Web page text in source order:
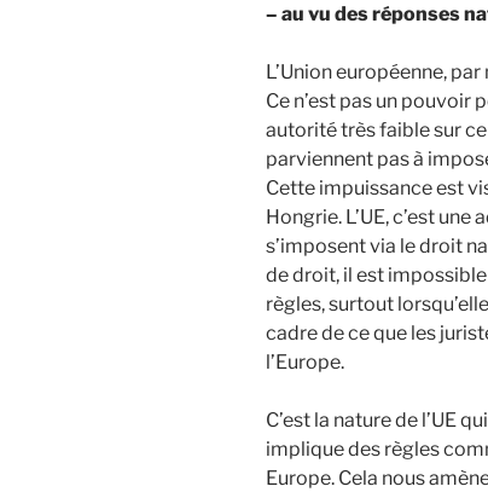
– au vu des réponses
L’Union européenne,
Ce n’est pas un pouvoir
autorité très faible sur
parviennent pas à
Cette impuissance est
Hongrie. L’UE, c’est
s’imposent via le droit
de droit, il est
règles, surtout
cadre de ce que les
l’Europe.
C’est la nature de l’UE
implique des règles
Europe. Cela nous